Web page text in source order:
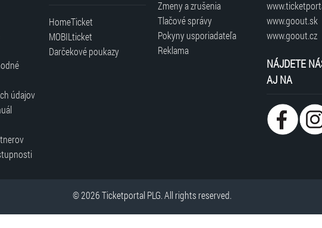
Otváracia doba: Pondelok až Piatok 09:00 – 19:00, Sobota +
o 18:00
ČASOVÉ SLOTY_ HODINOVÉ (len počas víkendov prvá slot o
údajov
HomeTicket
MOBILticket
Darčekové poukazy
Zmeny a zrušenia
Tlačové správy
Pokyny usporiadateľa
Reklama
www.goout.sk
www.goout.cz
NÁJDETE
AJ NA
© 2026 Ticketportal PLG. All rights reserved.